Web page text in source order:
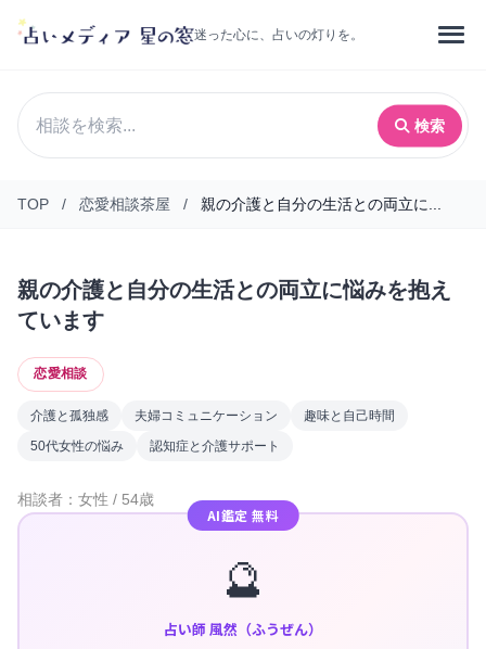
迷った心に、占いの灯りを。
検索
TOP / 恋愛相談茶屋 / 親の介護と自分の生活との両立に...
親の介護と自分の生活との両立に悩みを抱え
ています
恋愛相談
介護と孤独感 夫婦コミュニケーション
趣味と自己時間
50代女性の悩み
認知症と介護サポート
相談者：女性 / 54歳
AI鑑定 無料
🔮
占い師 風然（ふうぜん）